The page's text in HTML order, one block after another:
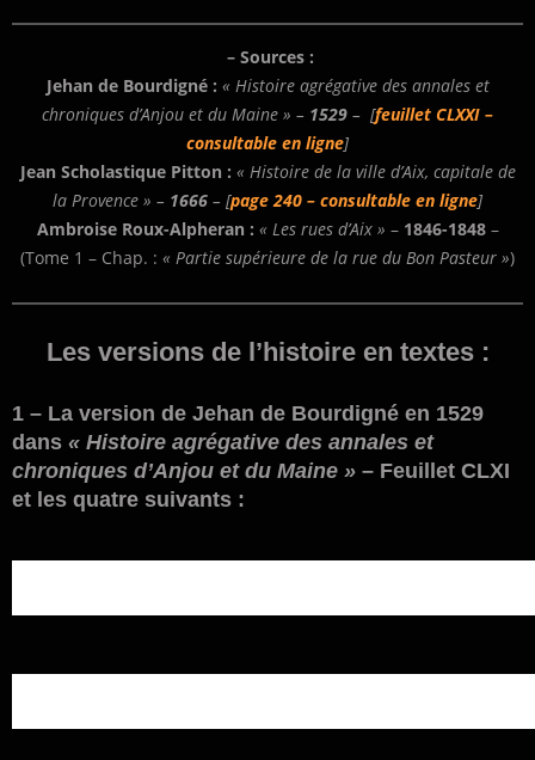
– Sources :
Jehan de Bourdigné : « Histoire agrégative des annales et
chroniques d’Anjou et du Maine » – 1529 – [feuillet CLXXI –
consultable en ligne]
Jean Scholastique Pitton : « Histoire de la ville d’Aix, capitale de
la Provence » – 1666 – [page 240 – consultable en ligne]
Ambroise Roux-Alpheran : « Les rues d’Aix » – 1846-1848–
(Tome 1 – Chap. : « Partie supérieure de la rue du Bon Pasteur »)
Les versions de l’histoire en textes :
1 – La version de Jehan de Bourdigné en 1529
dans « Histoire agrégative des annales et
chroniques d’Anjou et du Maine » – Feuillet CLXI
et les quatre suivants :